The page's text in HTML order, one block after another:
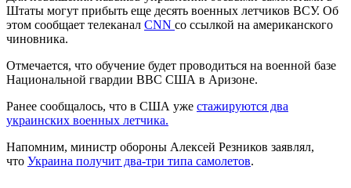
Штаты могут прибыть еще десять военных летчиков ВСУ. Об
этом сообщает телеканал CNN со ссылкой на американского
чиновника.
Отмечается, что обучение будет проводиться на военной базе
Национальной гвардии ВВС США в Аризоне.
Ранее сообщалось, что в США уже стажируются два
украинских военных летчика.
Напомним, министр обороны Алексей Резников заявлял,
что Украина получит два-три типа самолетов.